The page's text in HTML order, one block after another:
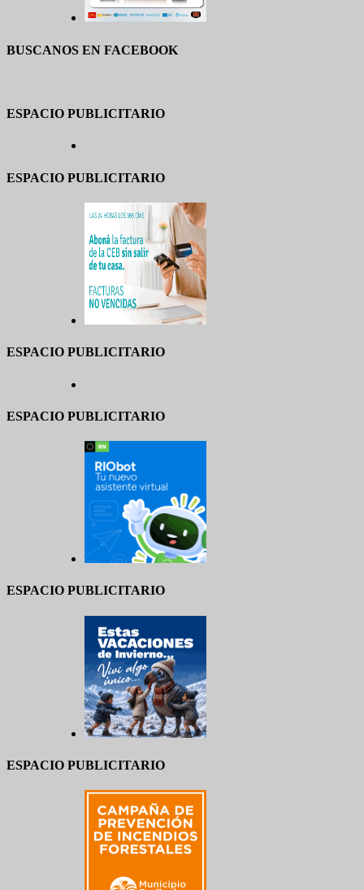
BUSCANOS EN FACEBOOK
ESPACIO PUBLICITARIO
ESPACIO PUBLICITARIO
ESPACIO PUBLICITARIO
ESPACIO PUBLICITARIO
ESPACIO PUBLICITARIO
ESPACIO PUBLICITARIO